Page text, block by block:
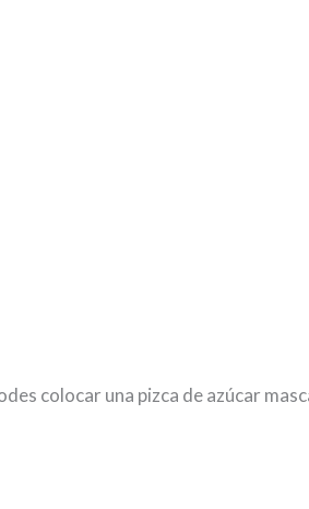
colocar una pizca de azúcar